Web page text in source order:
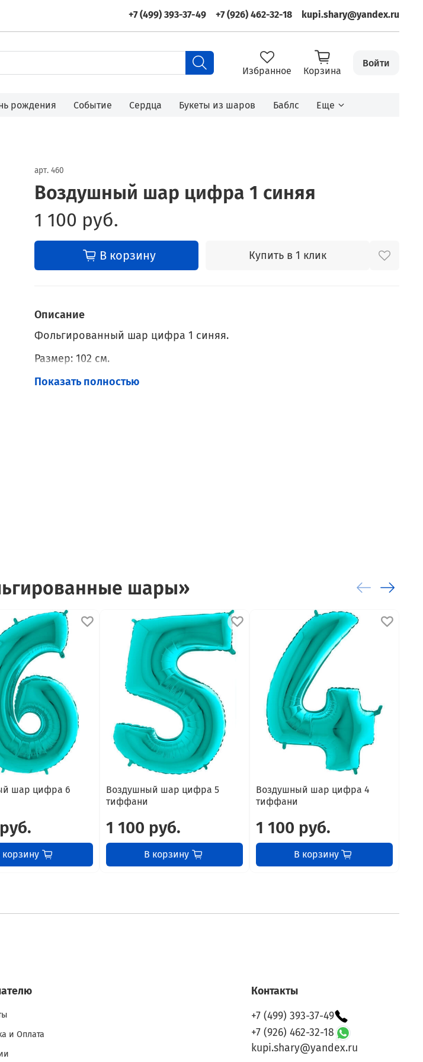
+7 (499) 393-37-49 +7 (926) 462-32-18 kupi.shary@yandex.ru
Избранное Корзина
Войти
рождения Событие Сердца Букеты из шаров Баблс Еще
арт. 460
Воздушный шар цифра 1 синяя
1 100 руб.
В корзину Купить в 1 клик
Описание
Фольгированный шар цифра 1 синяя.
Размер: 102 см.
Наполнение: Гелий.
Показать полностью
шары»
шар цифра 6
корзину
Воздушный шар цифра 5
тиффани
1 100 руб.
В корзину
Воздушный шар цифра 4
тиффани
1 100 руб.
В корзину
и Оплата
Контакты
+7 (499) 393-37-49
+7 (926) 462-32-18
kupi.shary@yandex.ru